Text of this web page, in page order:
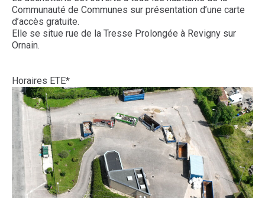
Communauté de Communes sur présentation d’une carte
d’accès gratuite.
Elle se situe rue de la Tresse Prolongée à Revigny sur
Ornain.
Horaires ETE*